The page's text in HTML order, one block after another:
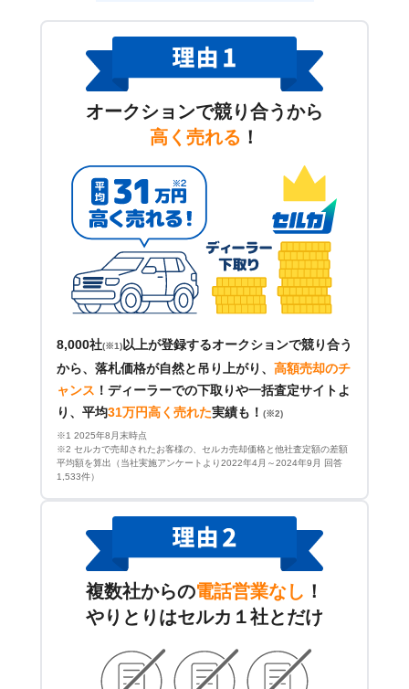
オークションで競り合うから
高く売れる ！
8,000社(※1) 以上が登録するオークションで競り合う
から、落札価格が自然と吊り上がり、 高額売却のチ
ャンス ！ ディーラーでの下取りや一括査定サイトよ
り、平均31万円高く売れた実績も！ (※2)
※1 2025年8月末時点
※2 セルカで売却されたお客様の、セルカ売却価格と他社査定額の差額
平均額を算出（当社実施アンケートより2022年4月～2024年9月 回答
1,533件）
複数社からの電話営業なし ！
やりとりはセルカ１社とだけ